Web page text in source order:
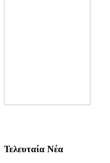
Τελευταία Νέα